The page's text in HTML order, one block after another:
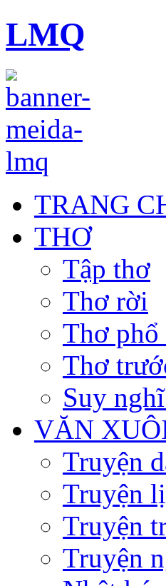
LMQ
TRANG
THƠ
Tập thơ
Thơ rời
Thơ phổ
Thơ
Suy
VĂN
Truyện
Truyện
Truyện
Truyện